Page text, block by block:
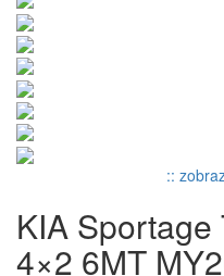
::
KIA Sportage
4×2 6MT